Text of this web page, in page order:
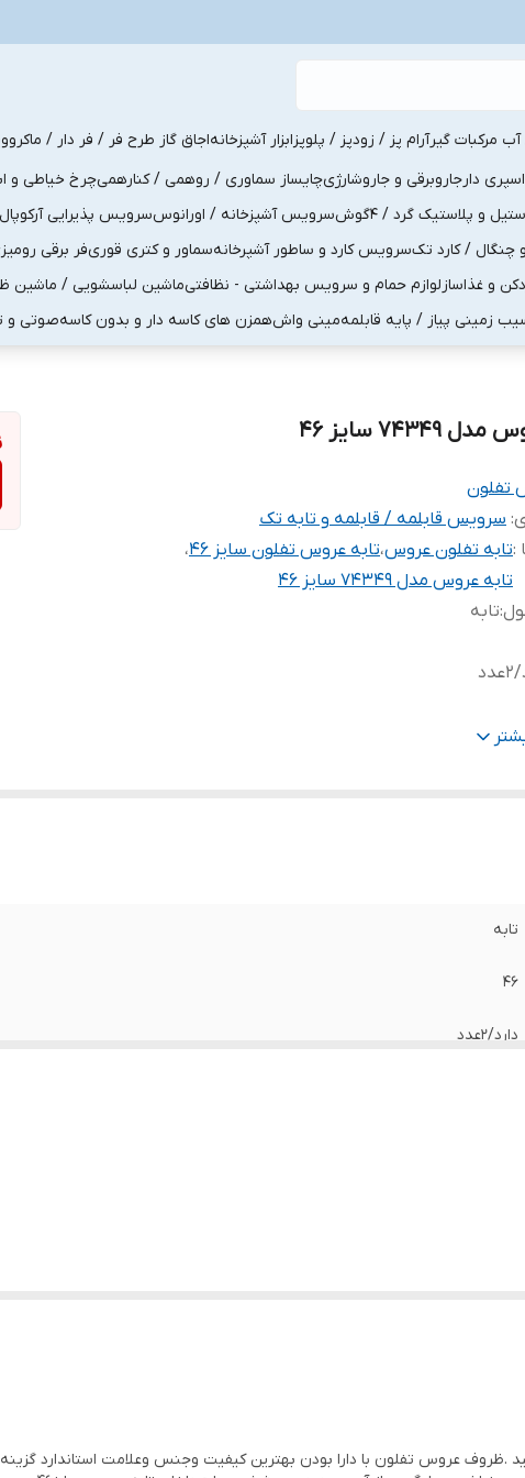
آب مرکبات گیرآرام پز / زودپز / پلوپزابزار آشپزخانهاجاق گاز طرح فر / فر دار /
دارجاروبرقی و جاروشارژیچایساز سماوری / روهمی / کنارهمیچرخ خیاطی و
و پلاستیک گرد / 4گوش سرویس آشپزخانه / اورانوسسرویس پذیرایی آرکوپال
/ کارد تکسرویس کارد و ساطور آشپرخانهسماور و کتری قوریفر برقی
و غذاسازلوازم حمام و سرویس بهداشتی - نظافتیماشین لباسشویی / ماشین
زمینی پیاز / پایه قابلمهمینی واشهمزن های کاسه دار و بدون کاسهصوتی و
74349 سایز 46
تفلون
: سرویس قابلمه / قابلمه و تابه تک
:تابه تفلون عروس،تابه عروس تفلون سایز ۴۶
،
تابه عروس مدل 74349 سایز 46
:تابه
:آلومینیوم
تابه
۴۶
دارد/۲عدد
.ظروف عروس تفلون با دارا بودن بهترین کیفیت وجنس وعلامت استاندارد